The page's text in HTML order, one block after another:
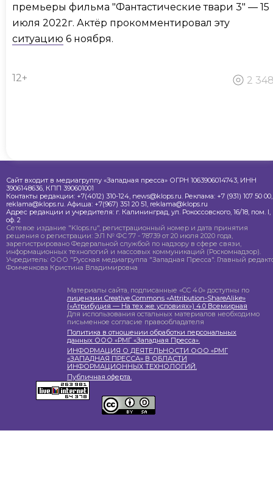
премьеры фильма "Фантастические твари 3" — 15
июля 2022г. Актёр прокомментировал эту
ситуацию 6 ноября.
12+ 2
Сайт входит в медиагруппу «Западная пресса» ОГРН 1063906014743, ИНН
3906148636, КПП 390601001
Контакты редакции: +7(4012) 310-124, news@klops.ru. Реклама: +7 (931) 107 50 00,
reklama@klops.ru. Афиша: +7(967) 351 20 51, reklama@klops.ru
Адрес редакции и учредителя: г. Калининград, ул. Рокоссовского, 16/18, пом. I,
оф. 2
Сетевое издание "Klops.ru", регистрационный номер и дата принятия
решения о регистрации: ЭЛ № ФС 77 - 78739 от 20 июля 2020 года,
зарегистрировано Федеральной службой по надзору в сфере связи,
информационных технологий и массовых коммуникаций (Роскомнадзор).
Учредитель: ООО "Русская медиагруппа "Западная Пресса". Главный
Фомченкова Кристина Владимировна
Материалы сайта, подписанные «CC 4.0» доступны по
лицензии Creative Commons «Attribution-ShareAlike»
(«Атрибуция — На тех же условиях») 4.0 Всемирная
Для использования остальных материалов необходимо
письменное согласие правообладателя
Политика в отношении обработки персональных
данных ООО «РМГ «Западная Пресса».
ИНФОРМАЦИЯ О ДЕЯТЕЛЬНОСТИ ООО «РМГ
«ЗАПАДНАЯ ПРЕССА» В ОБЛАСТИ
ИНФОРМАЦИОННЫХ ТЕХНОЛОГИЙ.
Публичная оферта.